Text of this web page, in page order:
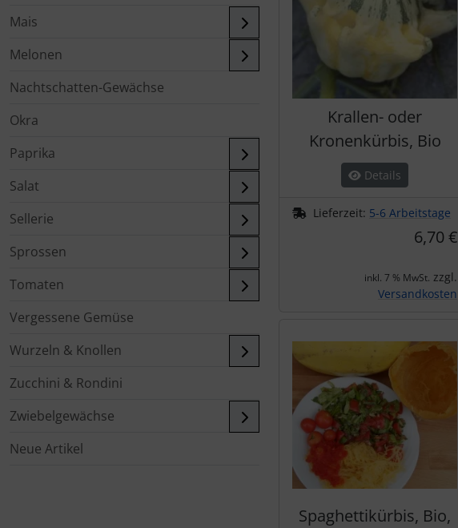
Mais
Melonen
Nachtschatten-Gewächse
Okra
Paprika
Salat
Sellerie
Sprossen
Tomaten
Vergessene Gemüse
Wurzeln & Knollen
Zucchini & Rondini
Zwiebelgewächse
Neue Artikel
Krallen- oder
Kronenkürbis, Bio
Details
Lieferzeit: 5-6 Arbeitstage
6,70 €
inkl. 7 % MwSt. zzgl.
Versandkosten
Spaghettikürbis, Bio,